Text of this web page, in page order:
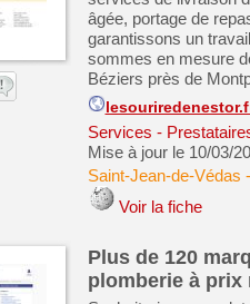
âgée, portage de
garantissons un
sommes en mesure
Béziers près de
Services -
Mise à jour le 10/03/
Saint-Jean-de-Védas
Voir la fiche
Plus de 120
plomberie à prix